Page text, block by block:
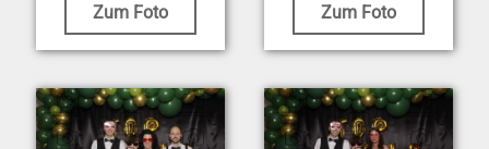
Zum Foto Zum Foto